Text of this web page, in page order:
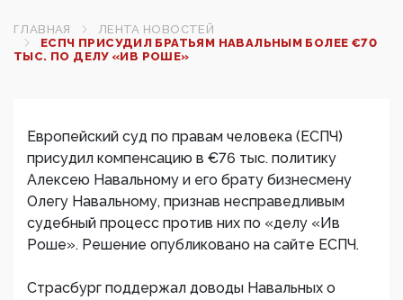
ГЛАВНАЯ
ЛЕНТА НОВОСТЕЙ
ЕСПЧ ПРИСУДИЛ БРАТЬЯМ НАВАЛЬНЫМ БОЛЕЕ €70
ТЫС. ПО ДЕЛУ «ИВ РОШЕ»‍
Европейский суд по правам человека (ЕСПЧ)
присудил компенсацию в €76 тыс. политику
Алексею Навальному и его брату бизнесмену
Олегу Навальному, признав несправедливым
судебный процесс против них по «делу «Ив
Роше». Решение опубликовано на сайте ЕСПЧ.
Страсбург поддержал доводы Навальных о